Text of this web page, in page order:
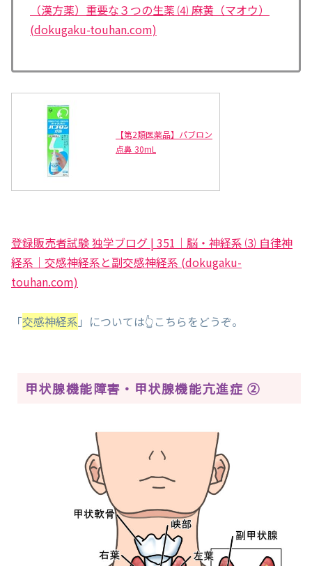
（漢方薬）重要な３つの生薬 ⑷ 麻黄（マオウ）
(dokugaku-touhan.com)
【第2類医薬品】パブロン
点鼻 30mL
登録販売者試験 独学ブログ | 351｜脳・神経系 ⑶ 自律神
経系｜交感神経系と副交感神経系 (dokugaku-
touhan.com)
「交感神経系 」については👆こちらをどうぞ。
甲状腺機能障害・甲状腺機能亢進症 ②